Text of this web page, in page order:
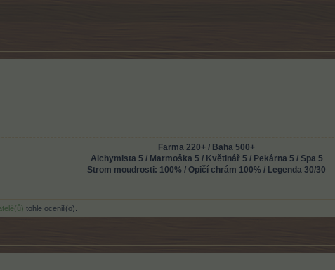
Farma 220+ / Baha 500+
Alchymista 5 / Marmoška 5 / Květinář 5 / Pekárna 5 / Spa 5
Strom moudrosti: 100% / Opičí chrám 100% / Legenda 30/30
tohle ocenili(o).